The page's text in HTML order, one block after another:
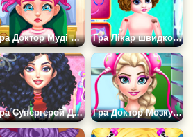
Гра Доктор Муді Еллі: Грип Гра Лікар швидкої допомоги: Діти
Гра Супергерой Доктор Гра Доктор Мозку Крижаної Королеви